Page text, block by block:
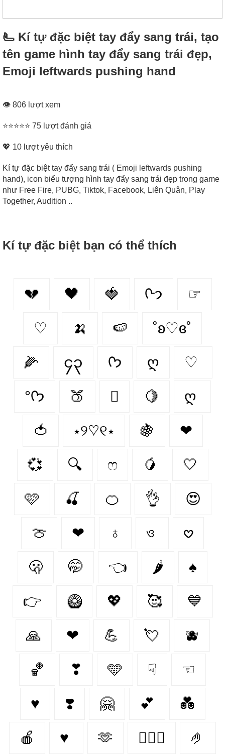
🫷 Kí tự đặc biệt tay đẩy sang trái, tạo
tên game hình tay đẩy sang trái đẹp,
Emoji leftwards pushing hand
👁 806 lượt xem
⭐⭐⭐⭐⭐ 75 lượt đánh giá
💖 10 lượt yêu thích
Kí tự đặc biệt tay đẩy sang trái ( Emoji leftwards pushing
hand), icon biểu tượng hình tay đẩy sang trái đẹp trong game
như Free Fire, PUBG, Tiktok, Facebook, Liên Quân, Play
Together, Audition ..
Kí tự đặc biệt bạn có thể thích
💔 🖤 🍓 ᢉ𐭩 ☞
♡ 🍌 🍉 ˚ʚ♡ɞ˚
🌽 ၄၃ ᡣ𐭩 ღ ♡
°ᡣ𐭩 🍑 🫆 🍋 ღ
🍅 ⋆୨♡୧⋆ 🍇 ❤︎
💞 🔍 ෆ 🥭 🤍
🩷 🍒 🍊 👌 😍
🍈 ❤ ♁ ও 𖹭
🫢 🤭 👈 🌶️ ♠
👉 🥝 💖 🥰 💙
🙏 ❤︎‬ 💪 💘 🫐
🏀 ❣ 🩵 ☟ ☜
♥ ❣️ 🤗 💕 💑
🍎 ♥ 🫶 👩‍❤️‍👨 🤌